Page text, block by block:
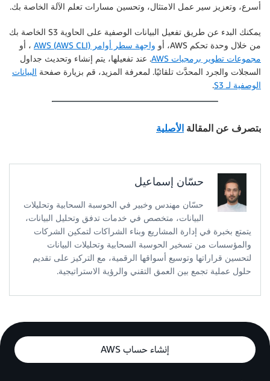
أسرع، وتعزيز سير عمل الامتثال، وتحسين مسارات تعلم الآلة الخاصة بك.
يمكنك البدء عن طريق تفعيل البيانات الوصفية على الحاوية S3 الخاصة بك
من خلال وحدة تحكم AWS، أو
واجهة سطر أوامر AWS (AWS CLI)
، أو
مجموعات تطوير برمجيات AWS
. عند تفعيلها، يتم إنشاء وتحديث جداول
السجلات والجرد المحدَّث تلقائيًا. لمعرفة المزيد، قم بزيارة صفحة البيانات
الوصفية لـ S3
.
بتصرف عن المقالة الأصلية
حسّان إسماعيل
حسّان مهندس وخبير في الحوسبة السحابية وتحليلات
البيانات، متخصص في خدمات تدفق وتحليل البيانات،
يتمتع بخبرة في إدارة المشاريع وبناء الشراكات لتمكين الشركات
والمؤسسات من تسخير الحوسبة السحابية وتحليلات البيانات
لتحسين قراراتها وتوسيع أسواقها الرقمية، مع التركيز على تقديم
حلول عملية تجمع بين العمق التقني والرؤية الاستراتيجية.
إنشاء حساب AWS